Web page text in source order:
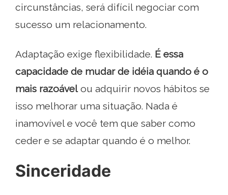
circunstâncias, será difícil negociar com
sucesso um relacionamento.
Adaptação exige flexibilidade. É essa
capacidade de mudar de idéia quando é o
mais razoávelou adquirir novos hábitos se
isso melhorar uma situação. Nada é
inamovível e você tem que saber como
ceder e se adaptar quando é o melhor.
Sinceridade